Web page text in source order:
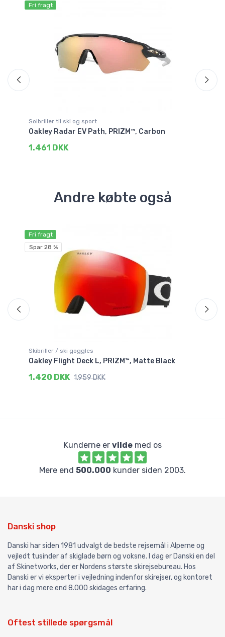
Fri fragt
Solbriller til ski og sport
Oakley Radar EV Path, PRIZM™, Carbon
1.461 DKK
Andre købte også
Fri fragt
Spar 28 %
Skibriller / ski goggles
Oakley Flight Deck L, PRIZM™, Matte Black
1.420 DKK 1.959 DKK
Kunderne er vildemed os
Mere end 500.000 kunder siden 2003.
Danski shop
Danski har siden 1981 udvalgt de bedste rejsemål i Alperne og
vejledt tusinder af skiglade børn og voksne. I dag er Danski en del
af Skinetworks, der er Nordens største skirejsebureau. Hos
Danski er vi eksperter i vejledning indenfor skirejser, og kontoret
har i dag mere end 8.000 skidages erfaring.
Oftest stillede spørgsmål